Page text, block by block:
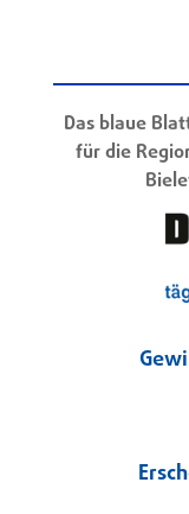
Das blaue
für die